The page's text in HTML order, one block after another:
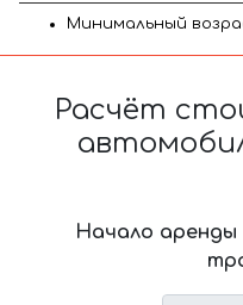
Минимальный
Расчёт
Начало аренды